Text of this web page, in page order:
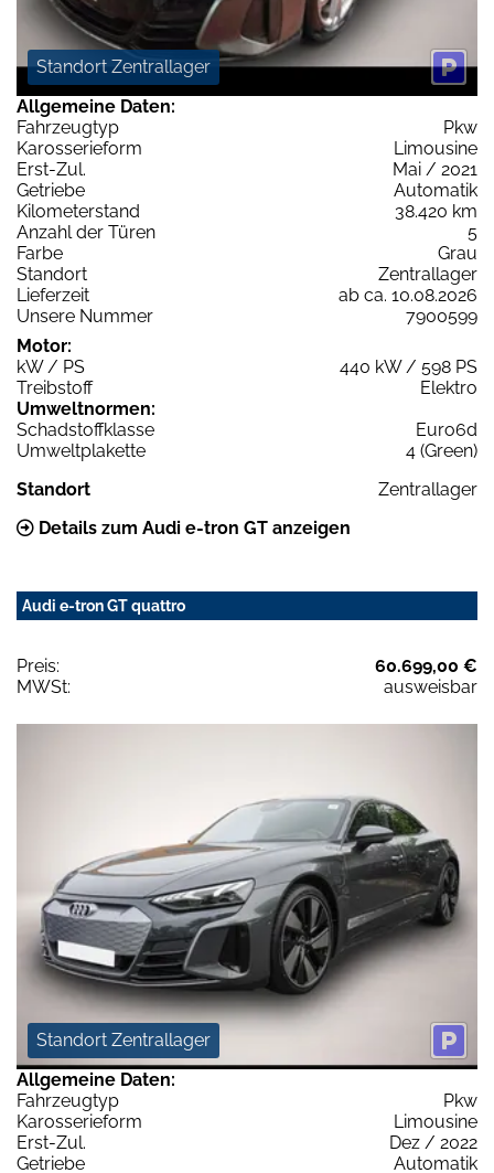
Standort Zentrallager
Allgemeine Daten:
Fahrzeugtyp
Pkw
Karosserieform
Limousine
Erst-Zul.
Mai / 2021
Getriebe
Automatik
Kilometerstand
38.420 km
Anzahl der Türen
5
Farbe
Grau
Standort
Zentrallager
Lieferzeit
ab ca. 10.08.2026
Unsere Nummer
7900599
Motor:
kW / PS
440 kW / 598 PS
Treibstoff
Elektro
Umweltnormen:
Schadstoffklasse
Euro6d
Umweltplakette
4 (Green)
Standort
Zentrallager
Details zum Audi e-tron GT anzeigen
Audi e-tron GT quattro
Preis:
60.699,00 €
MWSt:
ausweisbar
Standort Zentrallager
Allgemeine Daten:
Fahrzeugtyp
Pkw
Karosserieform
Limousine
Erst-Zul.
Dez / 2022
Getriebe
Automatik